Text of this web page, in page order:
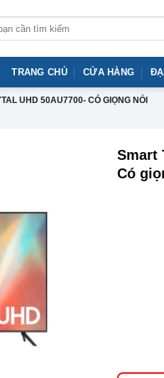
TRANG CHỦ CỬA HÀNG
UHD 50AU7700- CÓ GIỌNG NÓI
Smart
Có